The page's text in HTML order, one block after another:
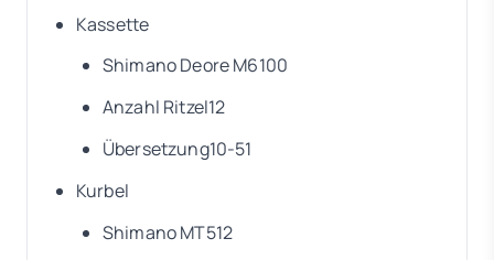
Kassette
Shimano Deore M6100
Anzahl Ritzel12
Übersetzung10-51
Kurbel
Shimano MT512